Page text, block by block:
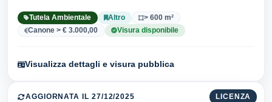
Tutela Ambientale Altro
> 600 m²
Canone > € 3.000,00
Visura disponibile
Visualizza dettagli e visura pubblica
LICENZA
AGGIORNATA IL 27/12/2025